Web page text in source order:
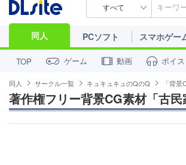
すべて
同人 PCソフト スマホゲー
TOP ゲーム 動画 ボイ
同人 サークル一覧 キュキュキュのQのQ 「背
著作権フリー背景CG素材「古民